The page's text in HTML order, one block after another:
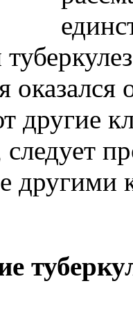
другие
следует